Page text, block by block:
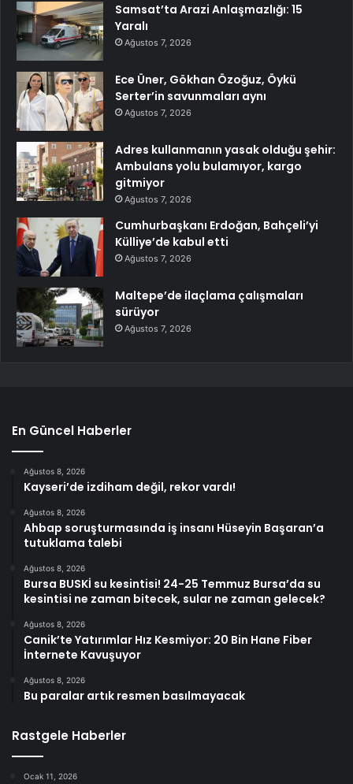
Samsat’ta Arazi Anlaşmazlığı: 15
Yaralı
Ağustos 7, 2026
Ece Üner, Gökhan Özoğuz, Öykü
Serter’in savunmaları aynı
Ağustos 7, 2026
Adres kullanmanın yasak olduğu şehir:
Ambulans yolu bulamıyor, kargo
gitmiyor
Ağustos 7, 2026
Cumhurbaşkanı Erdoğan, Bahçeli’yi
Külliye’de kabul etti
Ağustos 7, 2026
Maltepe’de ilaçlama çalışmaları
sürüyor
Ağustos 7, 2026
En Güncel Haberler
Ağustos 8, 2026
Kayseri’de izdiham değil, rekor vardı!
Ağustos 8, 2026
Ahbap soruşturmasında iş insanı Hüseyin Başaran’a
tutuklama talebi
Ağustos 8, 2026
Bursa BUSKİ su kesintisi! 24-25 Temmuz Bursa’da su
kesintisi ne zaman bitecek, sular ne zaman gelecek?
Ağustos 8, 2026
Canik’te Yatırımlar Hız Kesmiyor: 20 Bin Hane Fiber
İnternete Kavuşuyor
Ağustos 8, 2026
Bu paralar artık resmen basılmayacak
Rastgele Haberler
Ocak 11, 2026